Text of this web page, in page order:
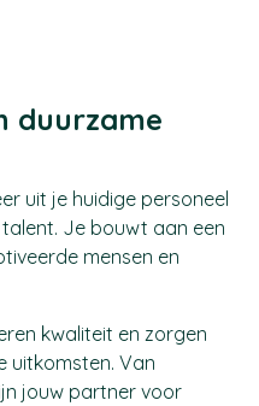
duurzame
uit je huidige personeel
Je bouwt aan een
mensen en
kwaliteit en zorgen
uitkomsten. Van
jouw partner voor